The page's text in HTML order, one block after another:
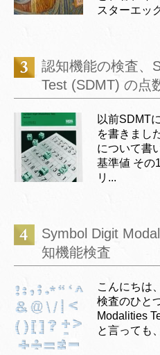
スターエッ
認知機能の検査、
Test (SDMT) の点
以前SDMT
を書きまし
について書
基準値 そ
リ...
Symbol Digit
知機能検査
こんにちは
検査のひと
Modalities
と言っても